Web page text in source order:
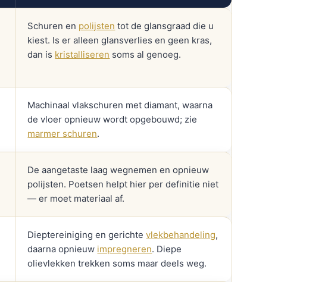
Schuren en polijsten tot de glansgraad die u
kiest. Is er alleen glansverlies en geen kras,
dan is kristalliseren soms al genoeg.
Machinaal vlakschuren met diamant, waarna
de vloer opnieuw wordt opgebouwd; zie
marmer schuren.
De aangetaste laag wegnemen en opnieuw
polijsten. Poetsen helpt hier per definitie niet
— er moet materiaal af.
Dieptereiniging en gerichtevlekbehandeling,
daarna opnieuw impregneren. Diepe
olievlekken trekken soms maar deels weg.